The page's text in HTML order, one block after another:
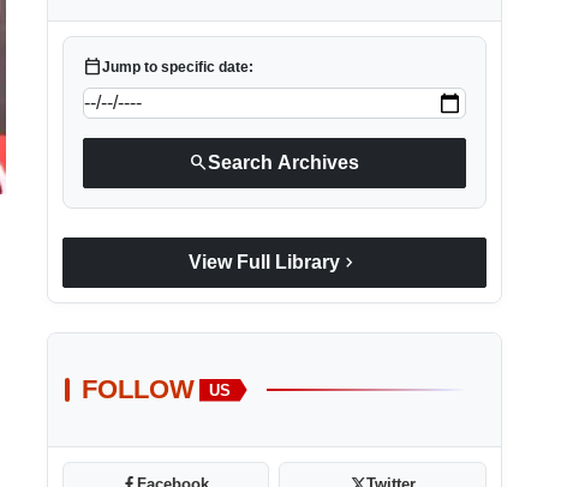
calendar_todayJump to specific date:
searchSearch Archives
View Full Library chevron_right
FOLLOW US